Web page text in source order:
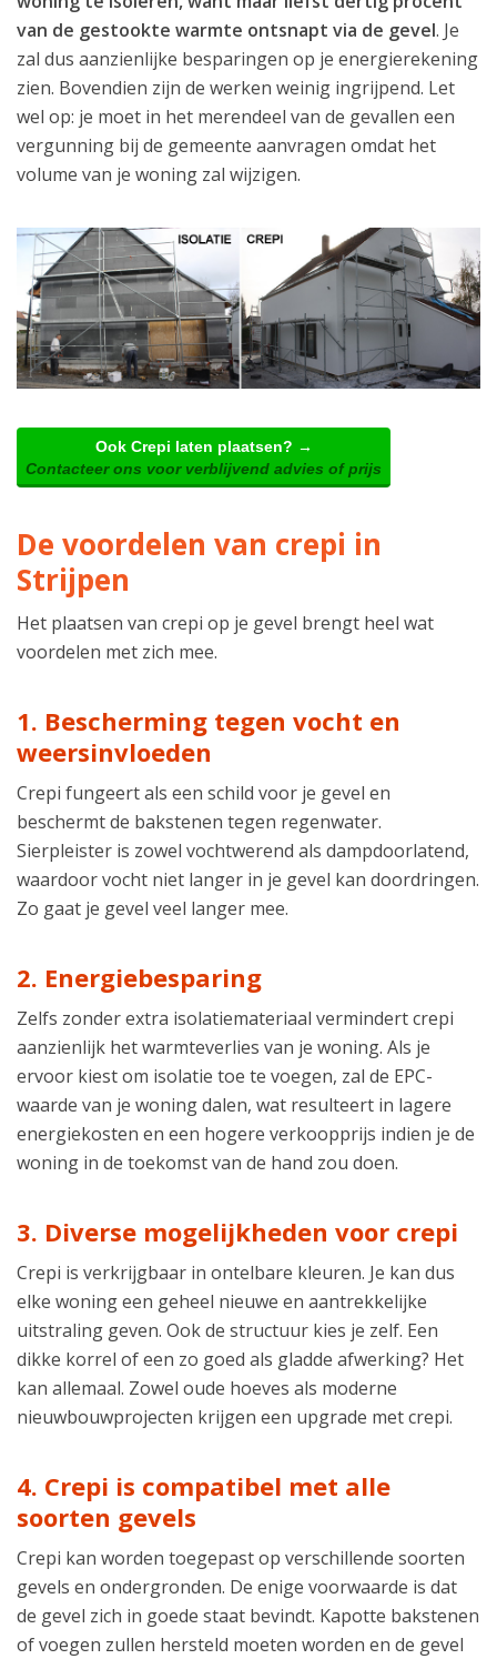
van de gestookte warmte ontsnapt via de gevel. Je
zal dus aanzienlijke besparingen op je energierekening
zien. Bovendien zijn de werken weinig ingrijpend. Let
wel op: je moet in het merendeel van de gevallen een
vergunning bij de gemeente aanvragen omdat het
volume van je woning zal wijzigen.
Ook Crepi laten plaatsen? →
Contacteer ons voor verblijvend advies of prijs
De voordelen van crepi in
Strijpen
Het plaatsen van crepi op je gevel brengt heel wat
voordelen met zich mee.
1. Bescherming tegen vocht en
weersinvloeden
Crepi fungeert als een schild voor je gevel en
beschermt de bakstenen tegen regenwater.
Sierpleister is zowel vochtwerend als dampdoorlatend,
waardoor vocht niet langer in je gevel kan doordringen.
Zo gaat je gevel veel langer mee.
2. Energiebesparing
Zelfs zonder extra isolatiemateriaal vermindert crepi
aanzienlijk het warmteverlies van je woning. Als je
ervoor kiest om isolatie toe te voegen, zal de EPC-
waarde van je woning dalen, wat resulteert in lagere
energiekosten en een hogere verkoopprijs indien je de
woning in de toekomst van de hand zou doen.
3. Diverse mogelijkheden voor crepi
Crepi is verkrijgbaar in ontelbare kleuren. Je kan dus
elke woning een geheel nieuwe en aantrekkelijke
uitstraling geven. Ook de structuur kies je zelf. Een
dikke korrel of een zo goed als gladde afwerking? Het
kan allemaal. Zowel oude hoeves als moderne
nieuwbouwprojecten krijgen een upgrade met crepi.
4. Crepi is compatibel met alle
soorten gevels
Crepi kan worden toegepast op verschillende soorten
gevels en ondergronden. De enige voorwaarde is dat
de gevel zich in goede staat bevindt. Kapotte bakstenen
of voegen zullen hersteld moeten worden en de gevel